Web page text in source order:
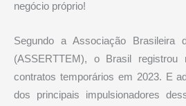
negócio próprio!
Segundo a Associação Brasileira
(ASSERTTEM), o Brasil
contratos temporários em 2023. E
dos principais impulsionadores